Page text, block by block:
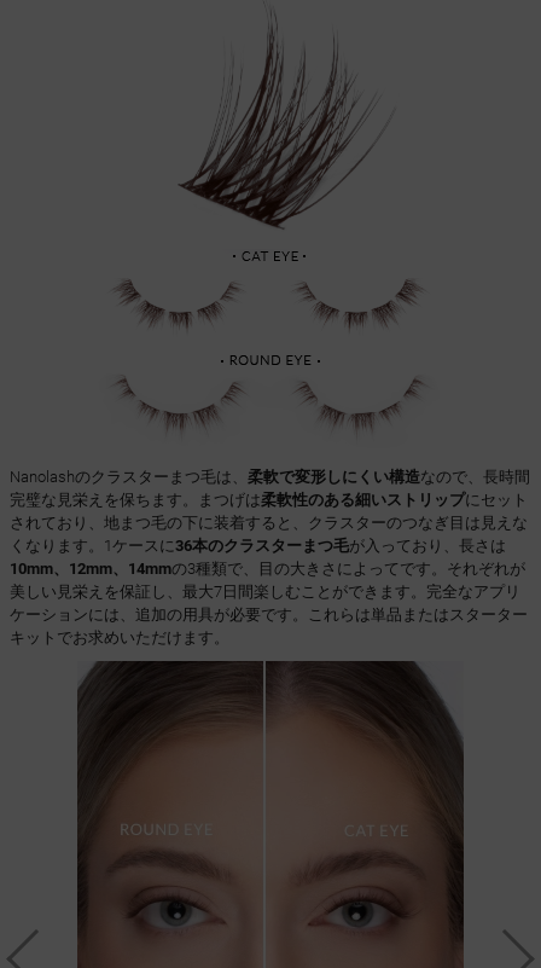
Nanolashのクラスターまつ毛は、 柔軟で変形しにくい構造なので、長時間
完璧な見栄えを保ちます。まつげは柔軟性のある細いストリップにセット
されており、地まつ毛の下に装着すると、クラスターのつなぎ目は見えな
くなります。1ケースに36本のクラスターまつ毛が入っており、長さは
10mm、12mm、14mmの3種類で、目の大きさによって です。それぞれが
美しい見栄えを保証し、最大7日間楽しむことができます。完全なアプリ
ケーションには、追加の用具が必要です。これらは単品またはスターター
キットでお求めいただけます。